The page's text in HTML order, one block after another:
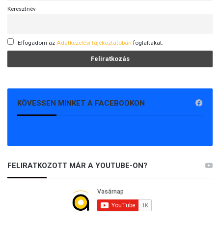
Keresztnév
Elfogadom az Adatkezelési tájékoztatóban foglaltakat.
KÖVESSEN MINKET A FACEBOOKON
FELIRATKOZOTT MÁR A YOUTUBE-ON?